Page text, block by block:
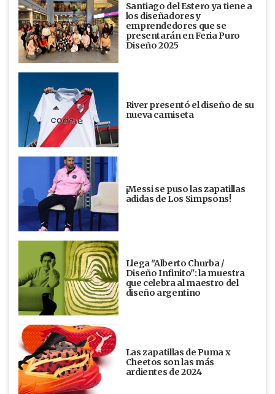
Santiago del Estero ya tiene a
los diseñadores y
emprendedores que se
presentarán en Feria Puro
Diseño 2025
River presentó el diseño de su
nueva camiseta
¡Messi se puso las zapatillas
adidas de Los Simpsons!
Llega "Alberto Churba /
Diseño Infinito": la muestra
que celebra al maestro del
diseño argentino
Las zapatillas de Puma x
Cheetos son las más
ardientes de 2024